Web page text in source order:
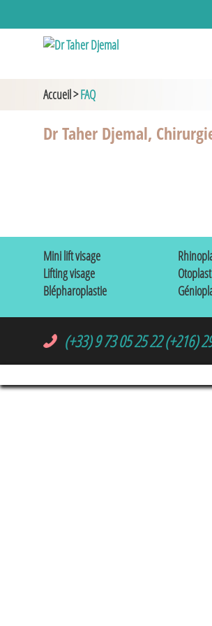
Accueil>FAQ
Dr Taher Djemal,
Mini lift visage
Lifting visage
Blépharoplastie
(+33) 9 73 05 25 22(+216)